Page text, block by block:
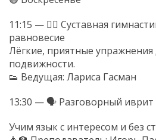
11:15 — 🧘‍♀️ Суставная
равновесие
Лёгкие, приятные упражнения
подвижности.
👟 Ведущая: Лариса Гасман
Учим язык с интересом и без